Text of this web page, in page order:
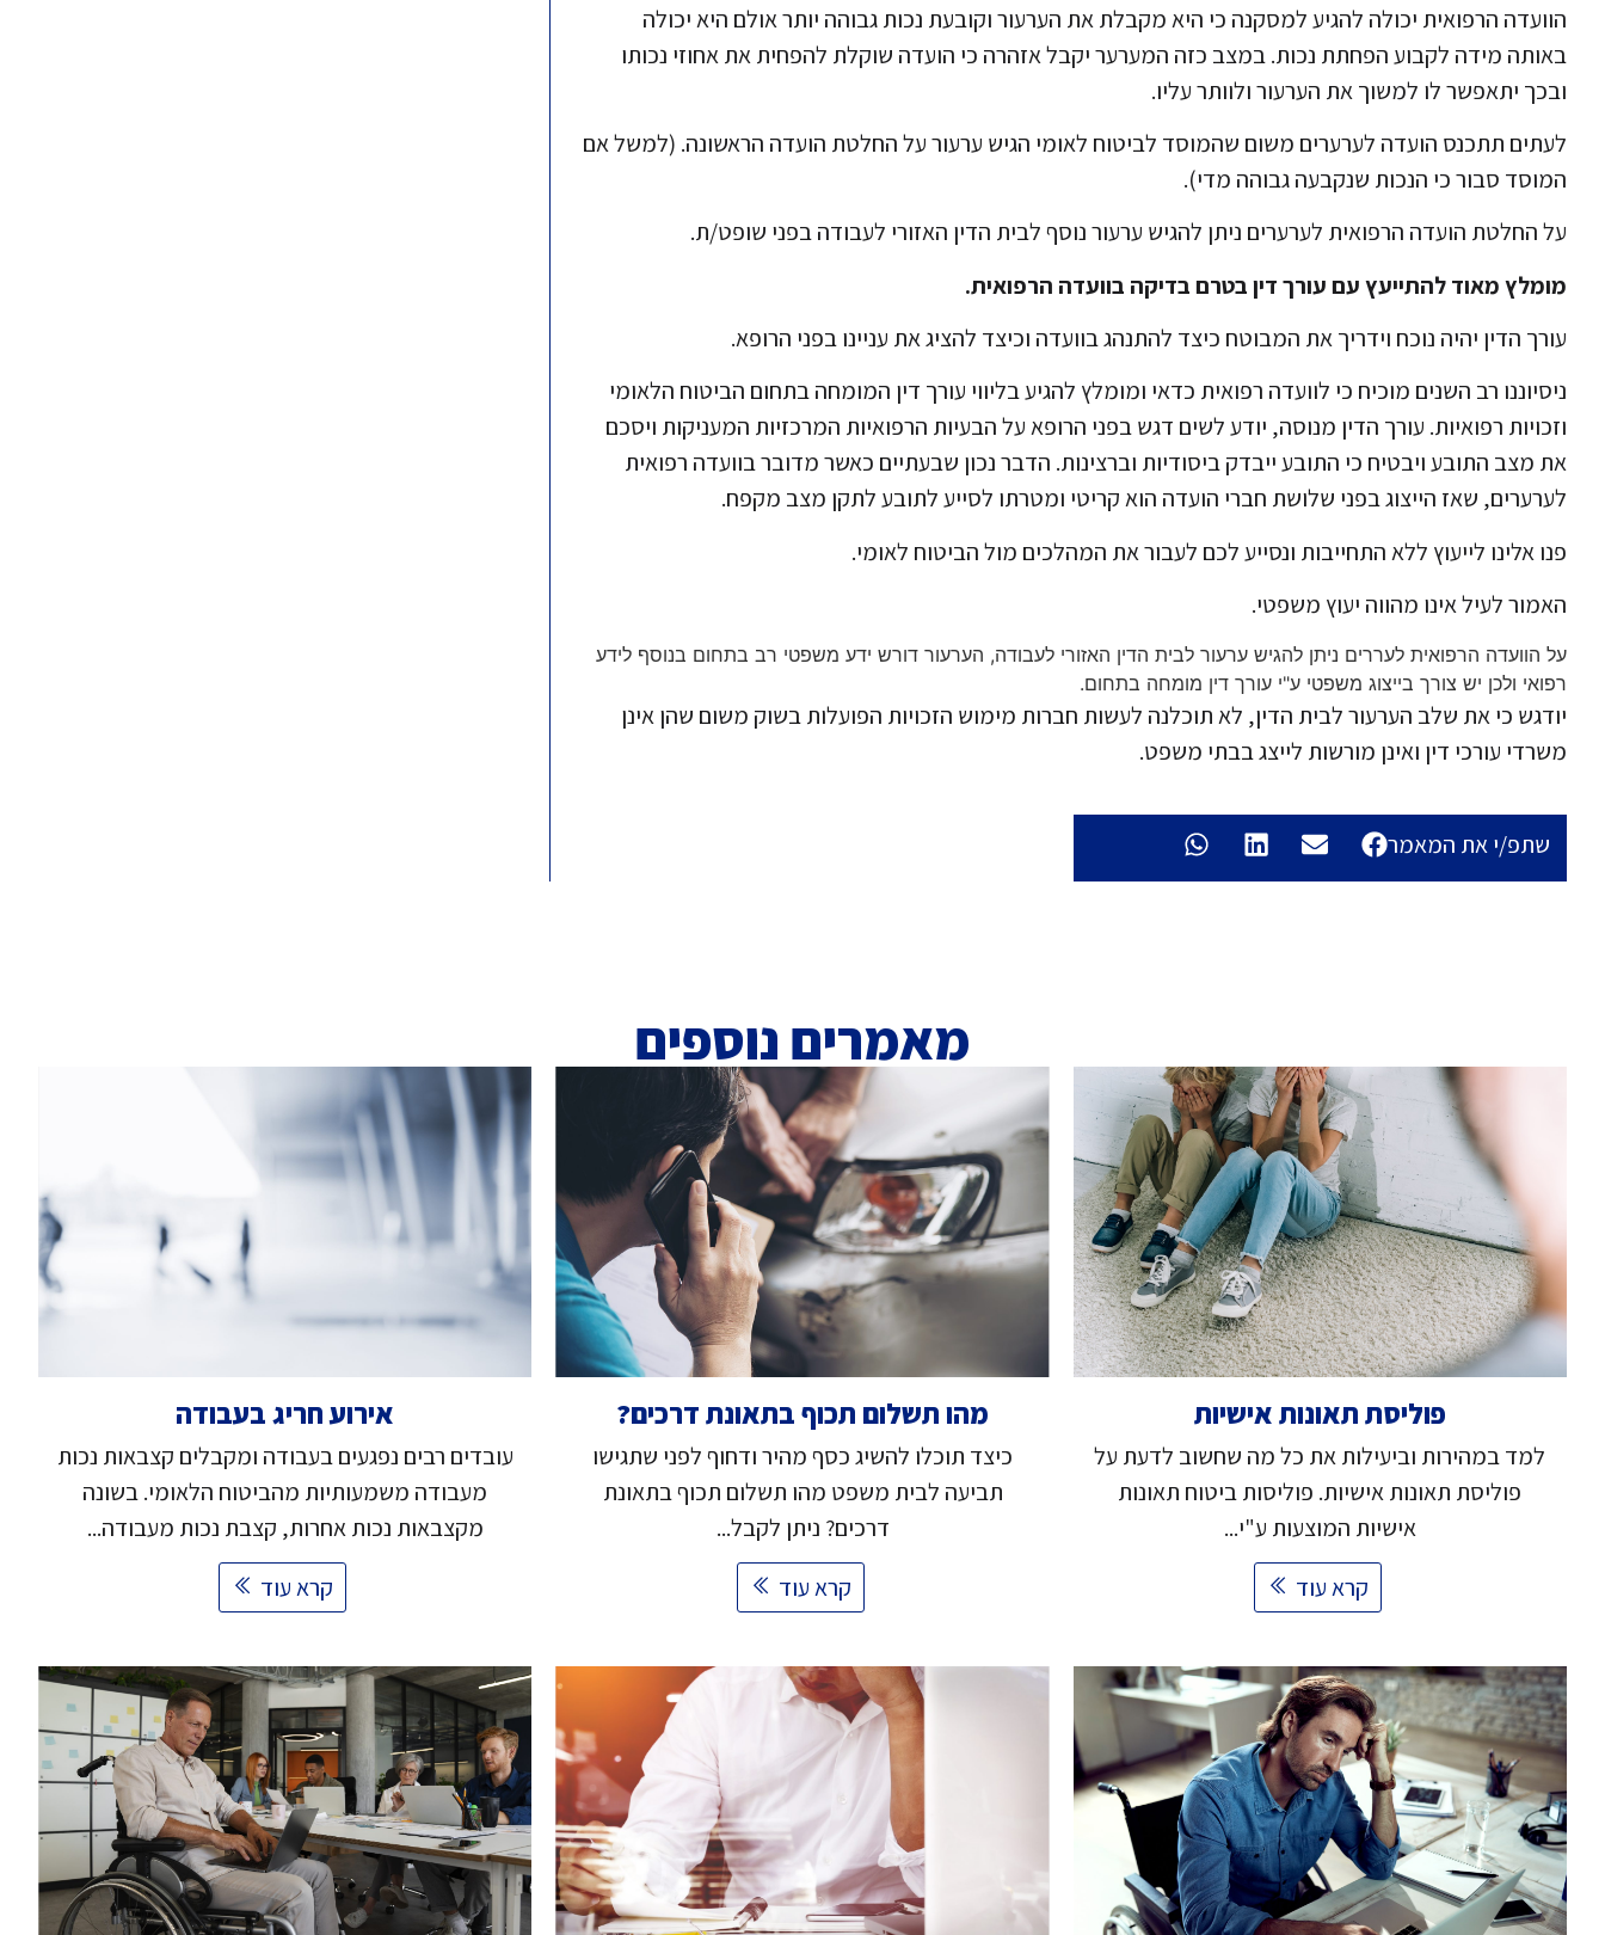
הוועדה הרפואית יכולה להגיע למסקנה כי היא מקבלת את הערעור וקובעת נכות גבוהה יותר אולם היא יכולה
באותה מידה לקבוע הפחתת נכות. במצב כזה המערער יקבל אזהרה כי הועדה שוקלת להפחית את אחוזי נכותו
ובכך יתאפשר לו למשוך את הערעור ולוותר עליו.
לעתים תתכנס הועדה לערערים משום שהמוסד לביטוח לאומי הגיש ערעור על החלטת הועדה הראשונה. (למשל אם
המוסד סבור כי הנכות שנקבעה גבוהה מדי).
על החלטת הועדה הרפואית לערערים ניתן להגיש ערעור נוסף לבית הדין האזורי לעבודה בפני שופט/ת.
מומלץ מאוד להתייעץ עם עורך דין בטרם בדיקה בוועדה הרפואית.
עורך הדין יהיה נוכח וידריך את המבוטח כיצד להתנהג בוועדה וכיצד להציג את עניינו בפני הרופא.
ניסיוננו רב השנים מוכיח כי לוועדה רפואית כדאי ומומלץ להגיע בליווי עורך דין המומחה בתחום הביטוח הלאומי
וזכויות רפואיות. עורך הדין מנוסה, יודע לשים דגש בפני הרופא על הבעיות הרפואיות המרכזיות המעניקות ויסכם
את מצב התובע ויבטיח כי התובע ייבדק ביסודיות וברצינות. הדבר נכון שבעתיים כאשר מדובר בוועדה רפואית
לערערים, שאז הייצוג בפני שלושת חברי הועדה הוא קריטי ומטרתו לסייע לתובע לתקן מצב מקפח.
פנו אלינו לייעוץ ללא התחייבות ונסייע לכם לעבור את המהלכים מול הביטוח לאומי.
האמור לעיל אינו מהווה יעוץ משפטי.
על הוועדה הרפואית לעררים ניתן להגיש ערעור לבית הדין האזורי לעבודה, הערעור דורש ידע משפטי רב בתחום בנוסף לידע
רפואי ולכן יש צורך בייצוג משפטי ע"י עורך דין מומחה בתחום.
יודגש כי את שלב הערעור לבית הדין, לא תוכלנה לעשות חברות מימוש הזכויות הפועלות בשוק משום שהן אינן
משרדי עורכי דין ואינן מורשות לייצג בבתי משפט.
שתפ/י את המאמר
מאמרים נוספים
פוליסת תאונות אישיות
למד במהירות וביעילות את כל מה שחשוב לדעת על
פוליסת תאונות אישיות. פוליסות ביטוח תאונות
אישיות המוצעות ע"י...
קרא עוד
מהו תשלום תכוף בתאונת דרכים?
כיצד תוכלו להשיג כסף מהיר ודחוף לפני שתגישו
תביעה לבית משפט מהו תשלום תכוף בתאונת
דרכים? ניתן לקבל...
קרא עוד
אירוע חריג בעבודה
עובדים רבים נפגעים בעבודה ומקבלים קצבאות נכות
מעבודה משמעותיות מהביטוח הלאומי. בשונה
מקצבאות נכות אחרות, קצבת נכות מעבודה...
קרא עוד